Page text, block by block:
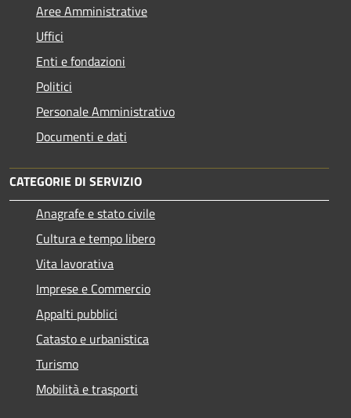
Aree Amministrative
Uffici
Enti e fondazioni
Politici
Personale Amministrativo
Documenti e dati
CATEGORIE DI SERVIZIO
Anagrafe e stato civile
Cultura e tempo libero
Vita lavorativa
Imprese e Commercio
Appalti pubblici
Catasto e urbanistica
Turismo
Mobilità e trasporti